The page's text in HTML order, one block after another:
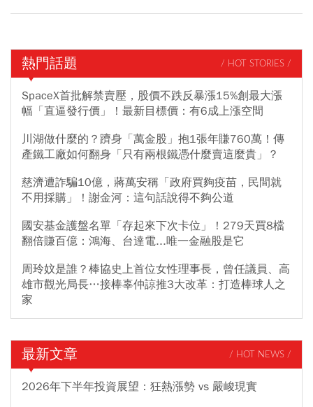
熱門話題 / HOT STORIES /
SpaceX首批解禁賣壓，股價不跌反暴漲15%創最大漲
幅「直逼發行價」！最新目標價：有6成上漲空間
川湖做什麼的？躋身「萬金股」抱1張年賺760萬！傳
產鐵工廠如何翻身「只有兩根鐵憑什麼賣這麼貴」？
慈濟遭詐騙10億，蔣萬安稱「政府買夠疫苗，民間就
不用採購」！謝金河：這句話說得不夠公道
國安基金護盤名單「存起來下次卡位」！279天買8檔
翻倍賺百億：鴻海、台達電...唯一金融股是它
周玲妏是誰？棒協史上首位女性理事長，曾任議員、高
雄市觀光局長…接棒辜仲諒推3大改革：打造棒球人之
家
最新文章 / HOT NEWS /
2026年下半年投資展望：狂熱漲勢 vs 嚴峻現實